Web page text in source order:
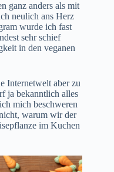
ganz anders als mit
neulich ans Herz
wurde ich fast
sehr schief
in den veganen
Internetwelt aber zu
ja bekanntlich alles
mich beschweren
warum wir der
im Kuchen